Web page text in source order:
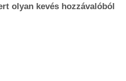
t
olyan kevés hozzávalóból